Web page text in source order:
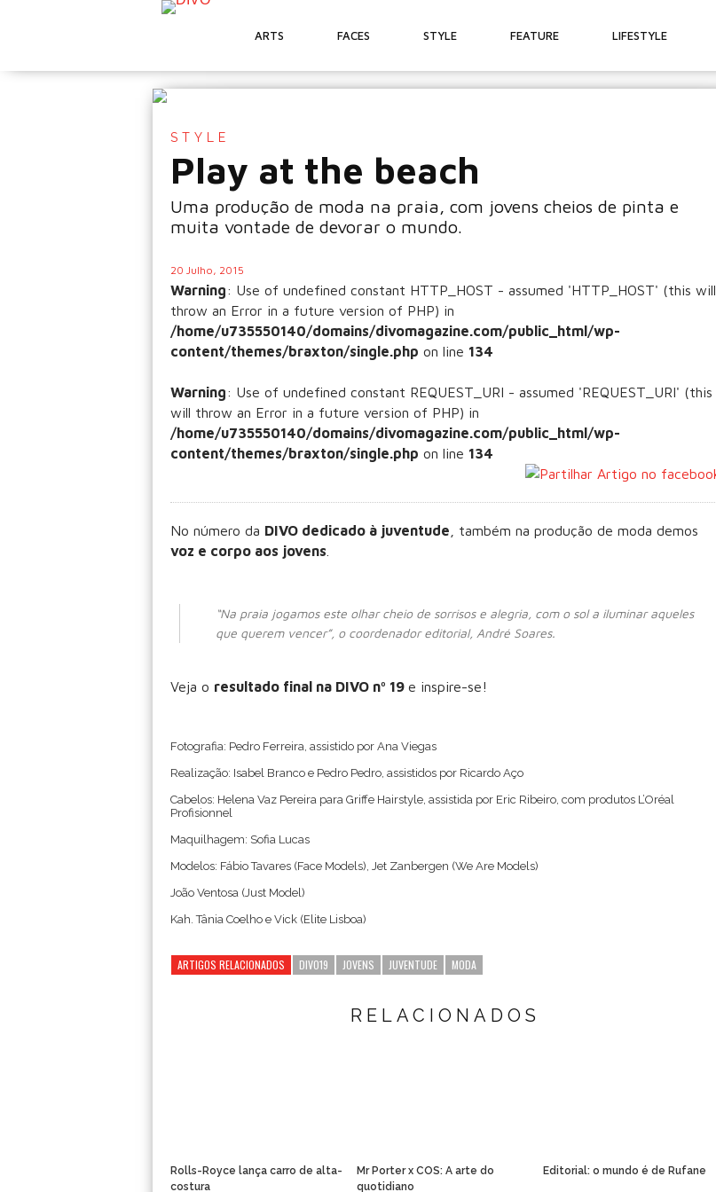
ARTS FACES STYLE FEATURE LIFESTYLE
STYLE
Play at the beach
Uma produção de moda na praia, com jovens cheios de pinta e
muita vontade de devorar o mundo.
20 Julho, 2015
Warning: Use of undefined constant HTTP_HOST - assumed 'HTTP_HOST' (this will
throw an Error in a future version of PHP) in
/home/u735550140/domains/divomagazine.com/public_html/wp-
content/themes/braxton/single.php on line 134
Warning: Use of undefined constant REQUEST_URI - assumed 'REQUEST_URI' (this
will throw an Error in a future version of PHP) in
/home/u735550140/domains/divomagazine.com/public_html/wp-
content/themes/braxton/single.php on line 134
No número da DIVO dedicado à juventude , também na produção de moda demos
voz e corpo aos jovens
“Na praia jogamos este olhar cheio de sorrisos e alegria, com o sol a iluminar aqueles
que querem vencer”, o coordenador editorial, André Soares.
Veja o resultado final na DIVO nº 19 e inspire-se!
Fotografia: Pedro Ferreira, assistido por Ana Viegas
Realização: Isabel Branco e Pedro Pedro, assistidos por Ricardo Aço
Cabelos: Helena Vaz Pereira para Griffe Hairstyle, assistida por Eric Ribeiro, com produtos L’Oréal
Profisionnel
Maquilhagem: Sofia Lucas
Modelos: Fábio Tavares (Face Models), Jet Zanbergen (We Are Models)
João Ventosa (Just Model)
Kah. Tânia Coelho e Vick (Elite Lisboa)
ARTIGOS RELACIONADOS DIVO19 JOVENS JUVENTUDE MODA
RELACIONADOS
Rolls-Royce lança carro de alta-
costura
Mr Porter x COS: A arte do
quotidiano
Editorial: o mundo é de Rufane